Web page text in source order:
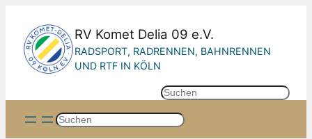
springen
RV Komet Delia 09 e.V.
RADSPORT, RADRENNEN, BAHNRENNEN
UND RTF IN KÖLN
S
Suchen